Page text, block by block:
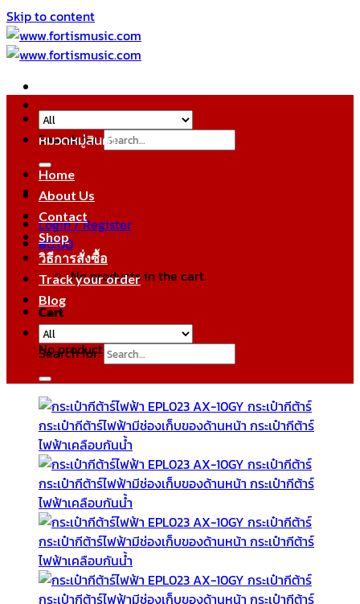
Skip to content
Search for:
Login / Register
฿0.00
No products in the cart.
Cart
No products in the cart.
หมวดหมู่สินค้า
Home
About Us
Contact
Shop
วิธีการสั่งซื้อ
Track your order
Blog
Search for: